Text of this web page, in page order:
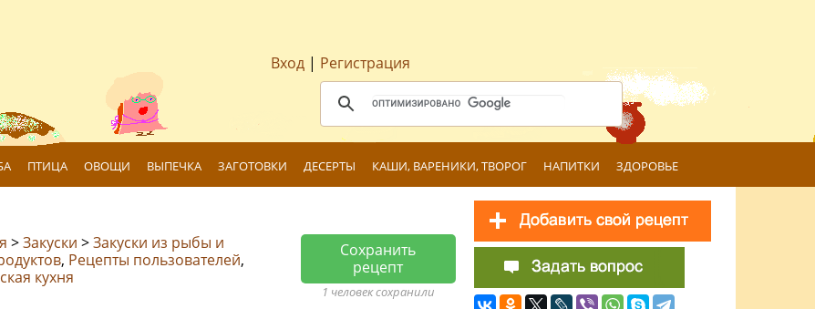
Вход | Регистрация
ПТИЦА ОВОЩИ ВЫПЕЧКА ЗАГОТОВКИ ДЕСЕРТЫ КАШИ, ВАРЕНИКИ, ТВОРОГ НАПИТКИ ЗДОРОВЬЕ
>Закуски >Закуски из рыбы и
, Рецепты пользователей,
кухня
Сохранить
рецепт
1 человек сохранили